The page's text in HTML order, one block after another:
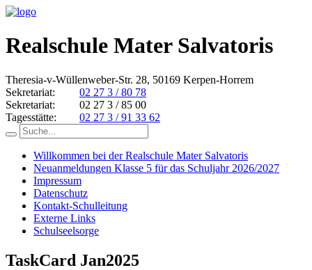
Realschule Mater Salvatoris
Theresia-v-Wüllenweber-Str. 28, 50169 Kerpen-Horrem
Sekretariat:
02 27 3 / 80 78
Sekretariat:
02 27 3 / 85 00
Tagesstätte:
02 27 3 / 91 33 62
Willkommen bei der Realschule Mater Salvatoris
Neuanmeldungen Klasse 5 für das Schuljahr 2026/2027
Impressum
Datenschutz
Kontakt-Schulleitung
Externe Links
Schulseelsorge
TaskCard Jan2025